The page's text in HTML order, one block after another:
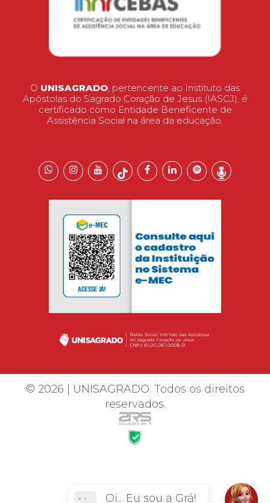
O UNISAGRADO, pertencente ao Instituto das
Apóstolas do Sagrado Coração de Jesus (IASCJ), é
certificado como Entidade Beneficente de
Assistência Social na área da educação.
© 2026 | UNISAGRADO. Todos os direitos
reservados.
Oi... Eu sou a Grá!